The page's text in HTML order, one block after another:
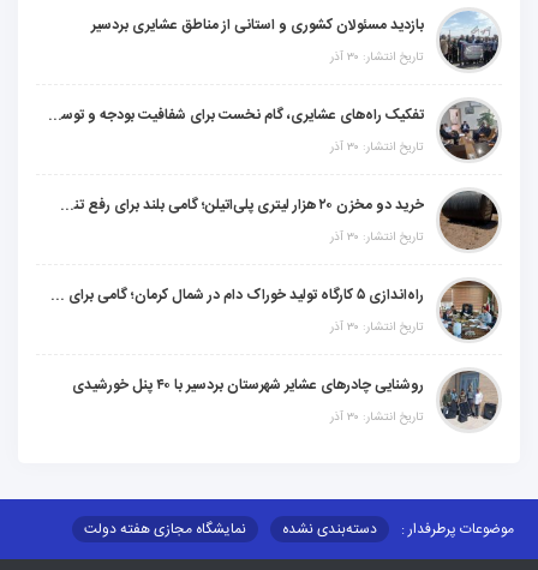
بازدید مسئولان کشوری و استانی از مناطق عشایری بردسیر
تاریخ انتشار: ۳۰ آذر
تفکیک راه‌های عشایری، گام نخست برای شفافیت بودجه و توسعه پایدار کوچ‌نشینان
تاریخ انتشار: ۳۰ آذر
خرید دو مخزن ۲۰ هزار لیتری پلی‌اتیلن؛ گامی بلند برای رفع تنش آبی ۸۰ خانوار عشایری "شهرستان شهربابک"
تاریخ انتشار: ۳۰ آذر
راه‌اندازی ۵ کارگاه تولید خوراک دام در شمال کرمان؛ گامی برای خودکفایی عشایر و برندسازی محصولات دامی
تاریخ انتشار: ۳۰ آذر
روشنایی چادرهای عشایر شهرستان بردسیر با ۴۰ پنل خورشیدی
تاریخ انتشار: ۳۰ آذر
موضوعات پرطرفدار : دسته‌بندی نشده
نمایشگاه مجازی هفته دولت